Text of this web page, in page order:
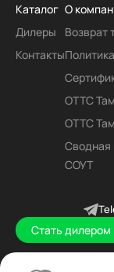
Каталог
Дилеры
Контакты
О
Возврат
ОТТС
ОТТС
Сводная
СОУТ
Стать дилером